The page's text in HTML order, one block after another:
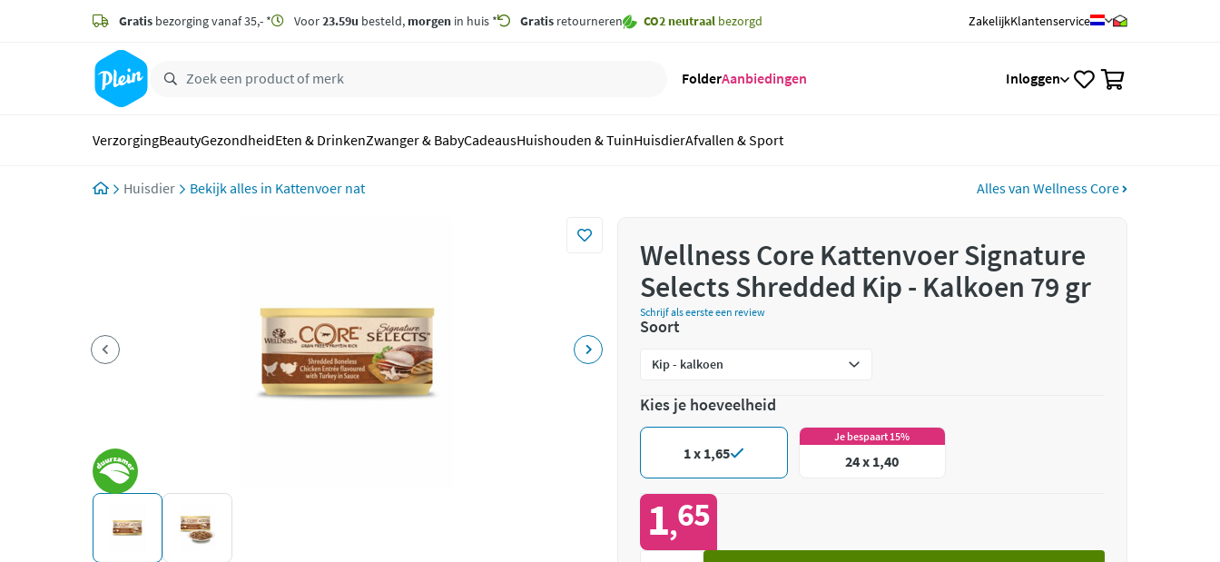
zoeken
hoofdinhoud
Gratis bezorging vanaf 35,- * Voor23.59u besteld, morgen in huis * Gratis retourneren CO2 neutraal bezorgd ZakelijkKlantenservice
FolderAanbiedingen Inloggen
VerzorgingBeautyGezondheidEten & DrinkenZwanger & BabyCadeausHuishouden & TuinHuisdierAfvallen & Sport
Huisdier Kattenvoer nat Alles van Wellness Core
Wellness Core Kattenvoer Signature
Selects Shredded Kip - Kalkoen 79 gr
Schrijf als eerste een review
Soort
Kies je hoeveelheid
1 x 1,65
Je bespaart 15%
24 x 1,40
1,65